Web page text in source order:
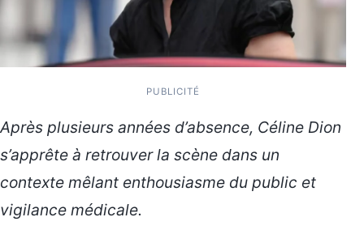
PUBLICITÉ
Après plusieurs années d’absence, Céline Dion
s’apprête à retrouver la scène dans un
contexte mêlant enthousiasme du public et
vigilance médicale.